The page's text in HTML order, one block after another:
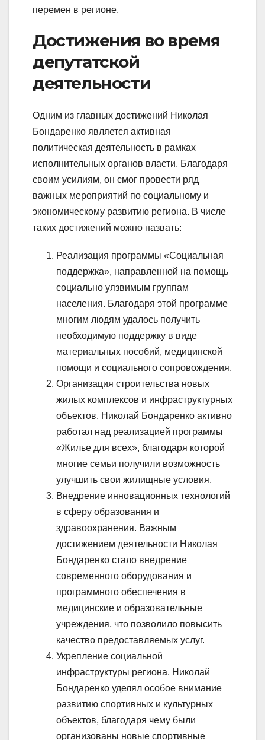
перемен в регионе.
Достижения во время
депутатской
деятельности
Одним из главных достижений Николая
Бондаренко является активная
политическая деятельность в рамках
исполнительных органов власти. Благодаря
своим усилиям, он смог провести ряд
важных мероприятий по социальному и
экономическому развитию региона. В числе
таких достижений можно назвать:
Реализация программы «Социальная
поддержка», направленной на помощь
социально уязвимым группам
населения. Благодаря этой программе
многим людям удалось получить
необходимую поддержку в виде
материальных пособий, медицинской
помощи и социального сопровождения.
Организация строительства новых
жилых комплексов и инфраструктурных
объектов. Николай Бондаренко активно
работал над реализацией программы
«Жилье для всех», благодаря которой
многие семьи получили возможность
улучшить свои жилищные условия.
Внедрение инновационных технологий
в сферу образования и
здравоохранения. Важным
достижением деятельности Николая
Бондаренко стало внедрение
современного оборудования и
программного обеспечения в
медицинские и образовательные
учреждения, что позволило повысить
качество предоставляемых услуг.
Укрепление социальной
инфраструктуры региона. Николай
Бондаренко уделял особое внимание
развитию спортивных и культурных
объектов, благодаря чему были
организованы новые спортивные